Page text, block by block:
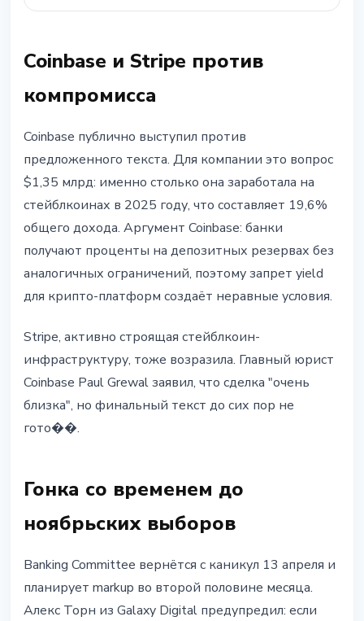
Coinbase и Stripe против
компромисса
Coinbase публично выступил против
предложенного текста. Для компании это вопрос
$1,35 млрд: именно столько она заработала на
стейблкоинах в 2025 году, что составляет 19,6%
общего дохода. Аргумент Coinbase: банки
получают проценты на депозитных резервах без
аналогичных ограничений, поэтому запрет yield
для крипто-платформ создаёт неравные условия.
Stripe, активно строящая стейблкоин-
инфраструктуру, тоже возразила. Главный юрист
Coinbase Paul Grewal заявил, что сделка "очень
близка", но финальный текст до сих пор не
гото��.
Гонка со временем до
ноябрьских выборов
Banking Committee вернётся с каникул 13 апреля и
планирует markup во второй половине месяца.
Алекс Торн из Galaxy Digital предупредил: если